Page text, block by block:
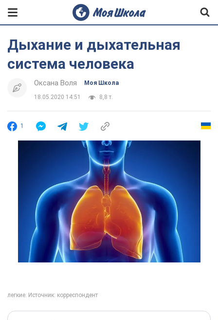
Дыхание и дыхательная
система человека
Оксана Воля Моя Школа
18.05.2020 14:51 8,8 т.
1